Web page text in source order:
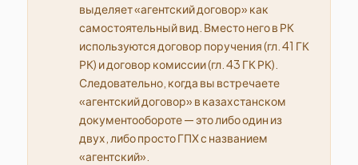
выделяет «агентский договор» как
самостоятельный вид. Вместо него в РК
используются договор поручения (гл. 41 ГК
РК) и договор комиссии (гл. 43 ГК РК).
Следовательно, когда вы встречаете
«агентский договор» в казахстанском
документообороте — это либо один из
двух, либо просто ГПХ с названием
«агентский».